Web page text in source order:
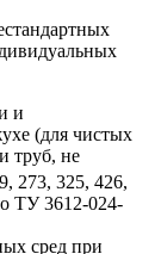
и
(для чистых
труб, не
273, 325, 426,
ТУ 3612-024-
сред при